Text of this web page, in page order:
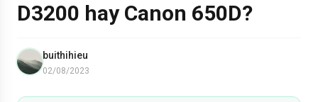
D3200 hay Canon 650D?
buithihieu
02/08/2023